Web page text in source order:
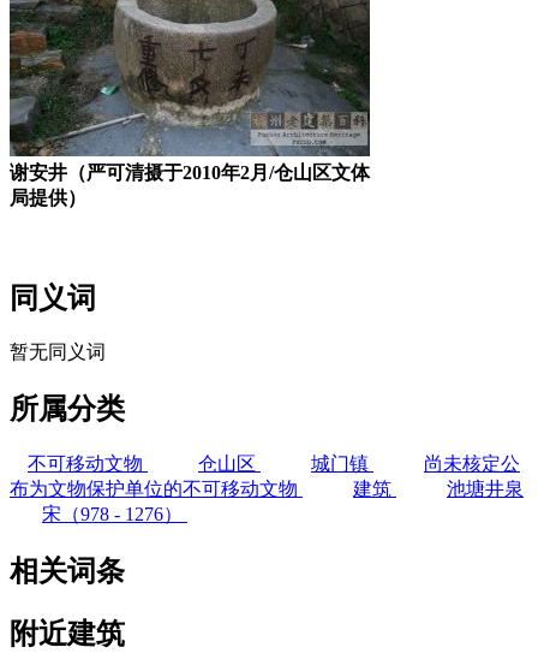
谢安井（严可清摄于2010年2月/仓山区文体
局提供）
同义词
暂无同义词
所属分类
不可移动文物 仓山区 城门镇
尚未核定公
布为文物保护单位的不可移动文物
建筑
池塘井泉
宋（978 - 1276）
相关词条
附近建筑